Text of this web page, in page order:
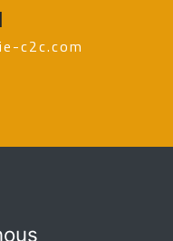
c2c.com